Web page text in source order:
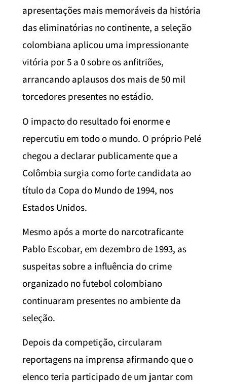
apresentações mais memoráveis da história
das eliminatórias no continente, a seleção
colombiana aplicou uma impressionante
vitória por 5 a 0 sobre os anfitriões,
arrancando aplausos dos mais de 50 mil
torcedores presentes no estádio.
O impacto do resultado foi enorme e
repercutiu em todo o mundo. O próprio Pelé
chegou a declarar publicamente que a
Colômbia surgia como forte candidata ao
título da Copa do Mundo de 1994, nos
Estados Unidos.
Mesmo após a morte do narcotraficante
Pablo Escobar, em dezembro de 1993, as
suspeitas sobre a influência do crime
organizado no futebol colombiano
continuaram presentes no ambiente da
seleção.
Depois da competição, circularam
reportagens na imprensa afirmando que o
elenco teria participado de um jantar com